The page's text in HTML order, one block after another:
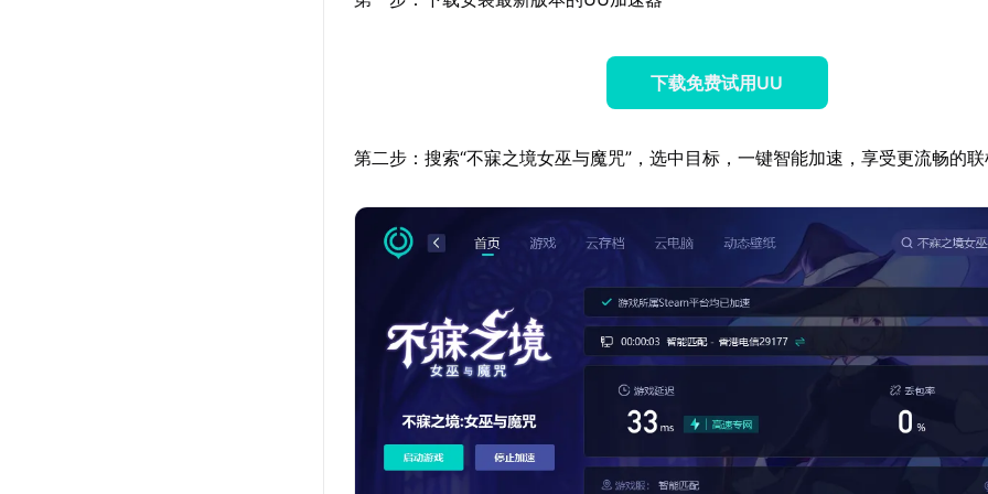
下载免费试用UU
第二步：搜索“不寐之境女巫与魔咒”，选中目标，一键智能加速，享受更流畅的